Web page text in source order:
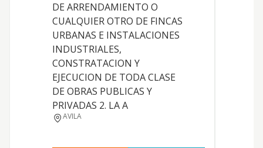
DE ARRENDAMIENTO O
CUALQUIER OTRO DE FINCAS
URBANAS E INSTALACIONES
INDUSTRIALES,
CONSTRATACION Y
EJECUCION DE TODA CLASE
DE OBRAS PUBLICAS Y
PRIVADAS 2. LA A
AVILA